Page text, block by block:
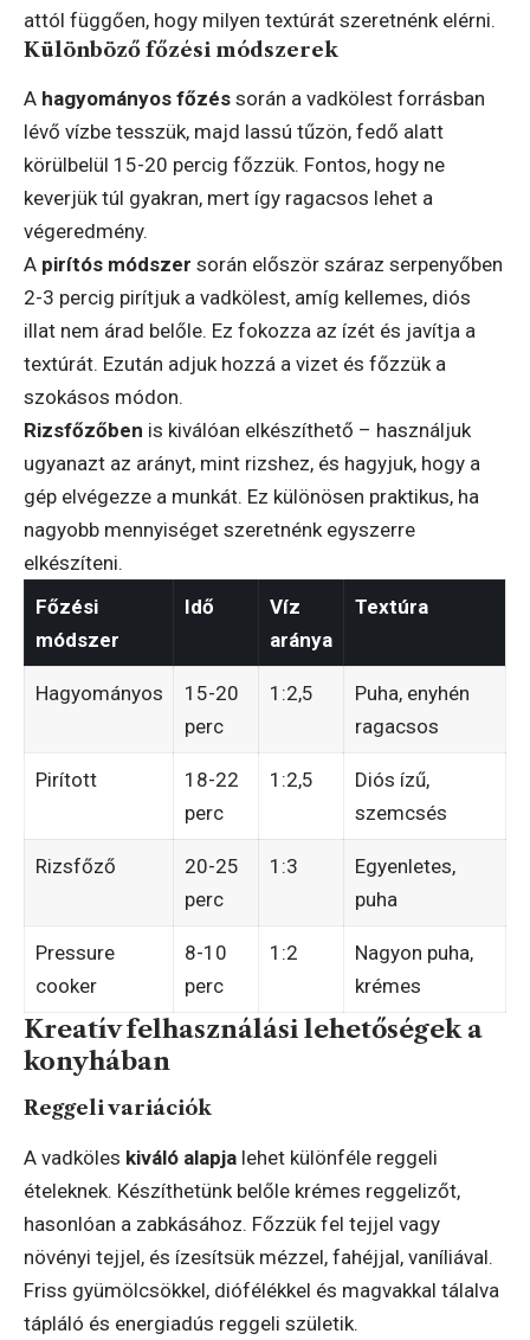
attól függően, hogy milyen textúrát szeretnénk elérni.
Különböző főzési módszerek
A hagyományos főzés során a vadkölest forrásban
lévő vízbe tesszük, majd lassú tűzön, fedő alatt
körülbelül 15-20 percig főzzük. Fontos, hogy ne
keverjük túl gyakran, mert így ragacsos lehet a
végeredmény.
A pirítós módszer során először száraz serpenyőben
2-3 percig pirítjuk a vadkölest, amíg kellemes, diós
illat nem árad belőle. Ez fokozza az ízét és javítja a
textúrát. Ezután adjuk hozzá a vizet és főzzük a
szokásos módon.
Rizsfőzőben is kiválóan elkészíthető – használjuk
ugyanazt az arányt, mint rizshez, és hagyjuk, hogy a
gép elvégezze a munkát. Ez különösen praktikus, ha
nagyobb mennyiséget szeretnénk egyszerre
elkészíteni.
Főzési
módszer
Idő
Víz
aránya
Textúra
Hagyományos
15-20
perc
1:2,5
Puha, enyhén
ragacsos
Pirított
18-22
perc
1:2,5
Diós ízű,
szemcsés
Rizsfőző
20-25
perc
1:3
Egyenletes,
puha
Pressure
cooker
8-10
perc
1:2
Nagyon puha,
krémes
Kreatív felhasználási lehetőségek a
konyhában
Reggeli variációk
A vadköles kiváló alapja lehet különféle reggeli
ételeknek. Készíthetünk belőle krémes reggelizőt,
hasonlóan a zabkásához. Főzzük fel tejjel vagy
növényi tejjel, és ízesítsük mézzel, fahéjjal, vaníliával.
Friss gyümölcsökkel, diófélékkel és magvakkal tálalva
tápláló és energiadús reggeli születik.